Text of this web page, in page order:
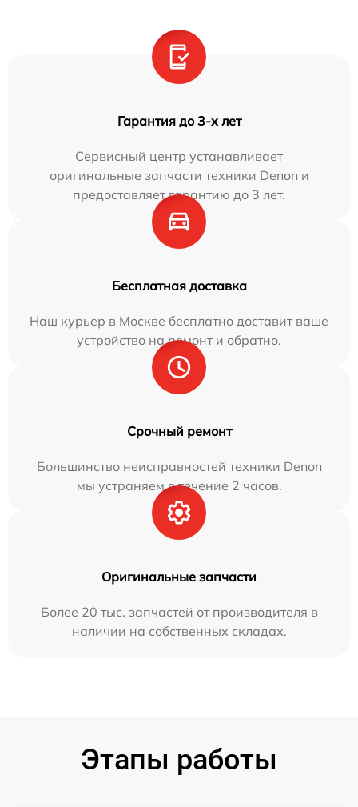
Гарантия до 3-х лет
Сервисный центр устанавливает
оригинальные запчасти техники Denon и
предоставляет гарантию до 3 лет.
Бесплатная доставка
Наш курьер в Москве бесплатно доставит ваше
устройство на ремонт и обратно.
Срочный ремонт
Большинство неисправностей техники Denon
мы устраняем в течение 2 часов.
Оригинальные запчасти
Более 20 тыс. запчастей от производителя в
наличии на собственных складах.
Этапы работы